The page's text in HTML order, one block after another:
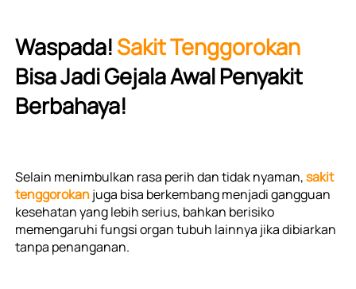
Waspada!
Bisa Jadi Gejala Awal Penyakit
Berbahaya!
Selain menimbulkan rasa perih dan tidak nyaman, sakit
tenggorokan juga bisa berkembang menjadi gangguan
kesehatan yang lebih serius, bahkan berisiko
memengaruhi fungsi organ tubuh lainnya jika dibiarkan
tanpa penanganan.